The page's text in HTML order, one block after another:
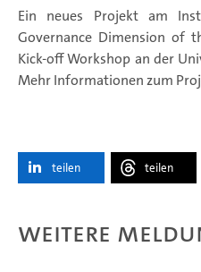
Ein neues Projekt am
Governance Dimension of
Kick-off Workshop an der
Mehr Informationen zum
teilen teilen
Weitere